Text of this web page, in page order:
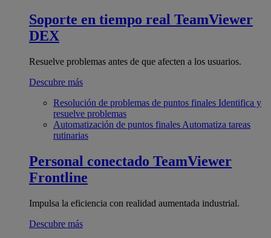
Soporte en tiempo real TeamViewer
DEX
Resuelve problemas antes de que afecten a los usuarios.
Descubre más
Resolución de problemas de puntos finales Identifica y
resuelve problemas
Automatización de puntos finales Automatiza tareas
rutinarias
Personal conectado TeamViewer
Frontline
Impulsa la eficiencia con realidad aumentada industrial.
Descubre más